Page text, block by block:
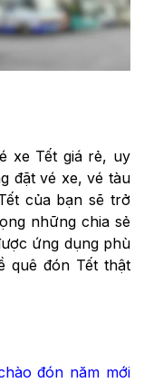
xe Tết giá rẻ, uy
đặt vé xe, vé tàu
của bạn sẽ trở
những chia sẻ
ứng dụng phù
quê đón Tết thật
đón năm mới